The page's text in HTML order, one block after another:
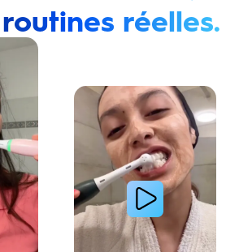
routines réelles.
montre comment elle a amélioré l’apparence de ses dents
Lire la vidéo : Une jeune femme partage sa